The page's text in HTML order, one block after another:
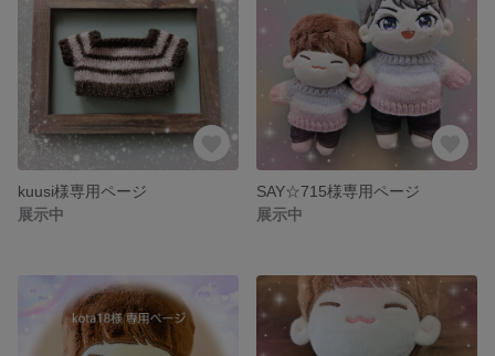
kuusi様専用ページ
展示中
SAY☆715様専用ページ
展示中